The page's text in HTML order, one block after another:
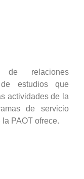
relaciones
estudios que
actividades de la
de servicio
PAOT ofrece.